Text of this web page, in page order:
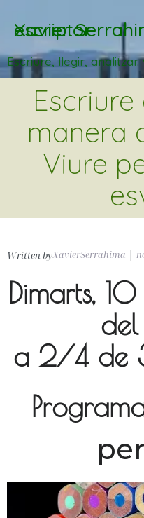
Xavier Serrahima: escriptor
Escriure, llegir,
manera
Viure
Written byXavierSerrahima
Dimarts,
a 2/4 de